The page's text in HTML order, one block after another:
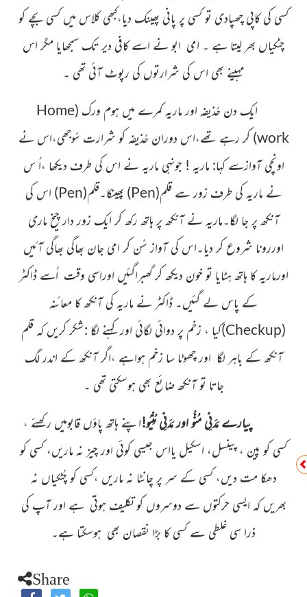
کسی کی کاپی چھپادی تو کسی پر پانی پھینک دیا،کبھی کلاس میں کسی بچے کو
چٹکیاں بھر لیتا ہے ۔ امی ابو نے اسے کافی دیر تک سمجھایا مگر اس
مہینے بھی اس کی شرارتوں کی رپوٹ آئی تھی ۔
ایک دن حُذیفہ اور ماریہ کمرے میں ہوم ورک (
Home
work
)کر رہے تھے،اس دوران حُذیفہ کو شرارت سُوجھی،اس نے
اونچی آوازسے کہا: ماریہ ! جونہی ماریہ نے اس کی طرف دیکھا ،اُ س
نے ماریہ کی طرف زور سے قلم(
Pen
) پھینکا۔قلم(
Pen
) اس کی
آنکھپر جا لگا۔ماریہ نے آنکھ پر ہاتھ رکھ کر ایک زور دار چیخ ماری
اوررونا شروع کر دیا۔اس کی آواز سُن کر امی جان بھاگی بھاگی آئیں
اورماریہ کا ہاتھ ہٹایا تو خون دیکھ کر گھبراگئیں اوراسی وقت اُسے ڈاکٹر
کے پاس لے گئیں۔ ڈاکٹر نے ماریہ کی آنکھ کا معائنہ
(
Checkup
)کیا ، زخم پر دوائی لگائی اور کہنے لگا :شکر کریں کہ قلم
آنکھ کے باہر لگا اور چھوٹا سا زخم ہواہے ،اگر آنکھ کے اندر لگ
جاتا تو آنکھ ضائع بھی ہوسکتی تھی ۔
پیارے مَدَنِی مُنُّو اور مَدَنِی مُنِّیُو!اپنے ہاتھ پاؤں قابومیں رکھئے ،
کسی کو پین ، پینسل، اسکیل یااس جیسی کوئی اور چیز نہ ماریں، کسی کو
دھکا مت دیں، کسی کے سر پر چانٹا نہ ماریں ،کسی کو چُٹکیاں نہ
بھریں کہ ایسی حرکتوں سے دوسروں کو تکلیف ہوتی ہے اور آپ کی
ذرا سی غلطی سے کسی کا بڑا نقصان بھی ہوسکتا ہے۔
Share